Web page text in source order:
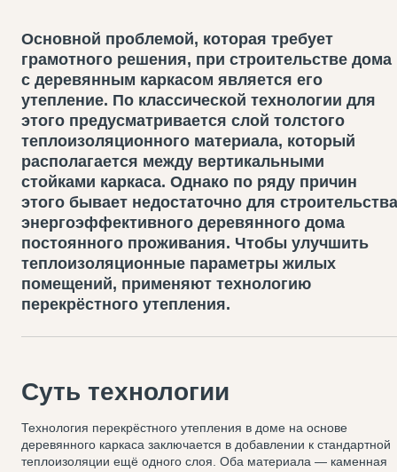
Основной проблемой, которая требует
грамотного решения, при строительстве дома
с деревянным каркасом является его
утепление. По классической технологии для
этого предусматривается слой толстого
теплоизоляционного материала, который
располагается между вертикальными
стойками каркаса. Однако по ряду причин
этого бывает недостаточно для строительства
энергоэффективного деревянного дома
постоянного проживания. Чтобы улучшить
теплоизоляционные параметры жилых
помещений, применяют технологию
перекрёстного утепления.
Суть технологии
Технология перекрёстного утепления в доме на основе
деревянного каркаса заключается в добавлении к стандартной
теплоизоляции ещё одного слоя. Оба материала — каменная